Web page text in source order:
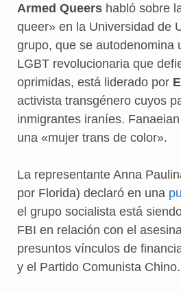
Armed Queers habló sobre
queer» en la Universidad de
grupo, que se autodenomina
LGBT revolucionaria que
oprimidas, está liderado por
activista transgénero cuyos
inmigrantes iraníes.
una «mujer trans de color».
La representante Anna
por Florida) declaró en una
el grupo socialista está
FBI en relación con el
presuntos vínculos de
y el Partido Comunista Chino.